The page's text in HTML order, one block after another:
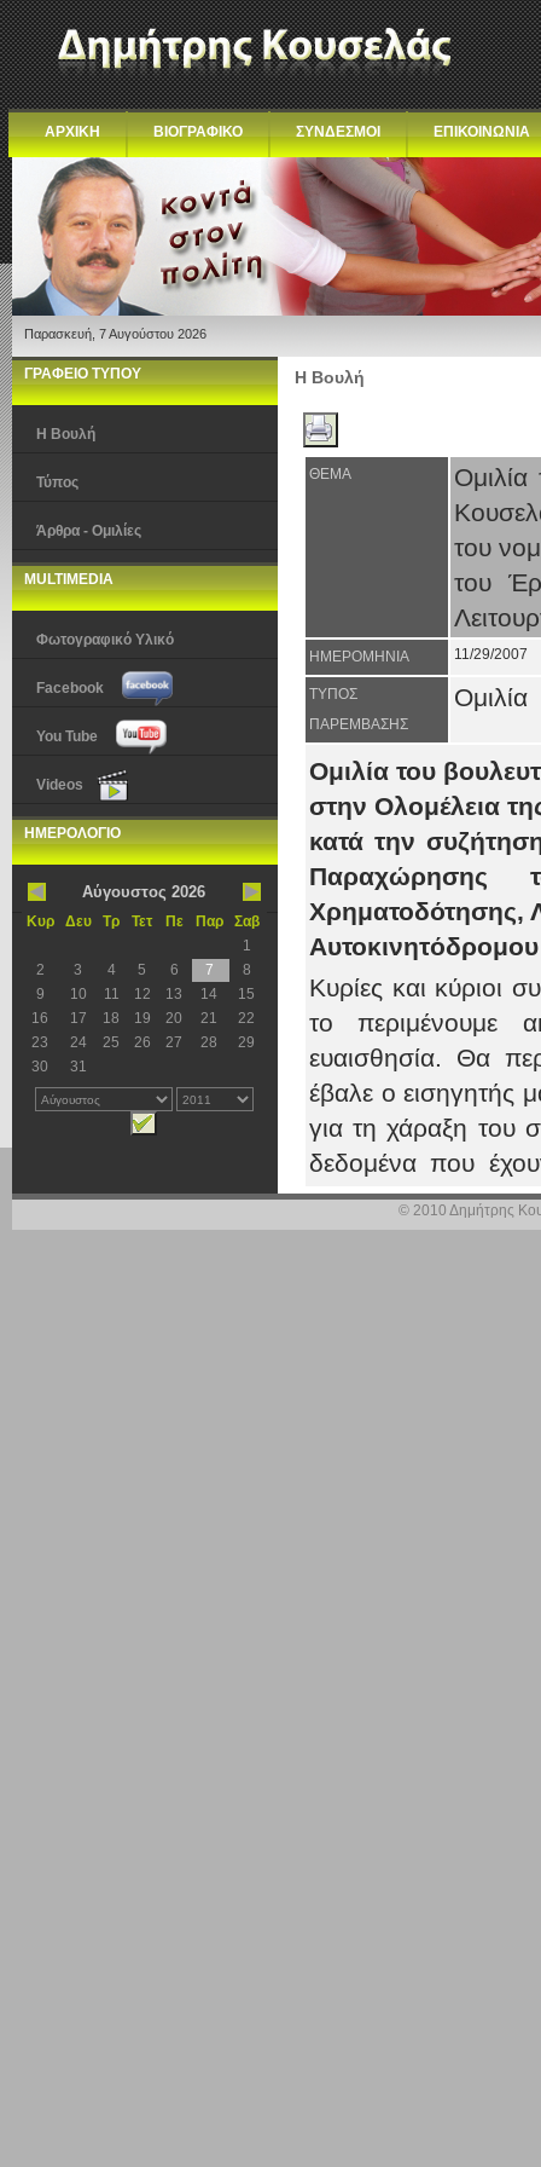
ΑΡΧΙΚΗ ΒΙΟΓΡΑΦΙΚΟ ΣΥΝΔΕΣΜΟΙ ΕΠΙΚΟΙΝΩΝΙΑ
Παρασκευή, 7 Αυγούστου 2026
ΓΡΑΦΕΙΟ ΤΥΠΟΥ
Η Βουλή
Τύπος
Άρθρα - Ομιλίες
MULTIMEDIA
Φωτογραφικό Υλικό
Facebook
You Tube
Videos
ΗΜΕΡΟΛΟΓΙΟ
Αύγουστος 2026
Κυρ Δευ Τρ Τετ Πε Παρ
Σαβ
1
2
3 4 5 6 7
8
9
10 11 12 13 14
15
16
17 18 19 20 21
22
23
24 25 26 27 28
29
30
31
Η Βουλή
ΘΕΜΑ
του
του
ΗΜΕΡΟΜΗΝΙΑ 11/29/2007
ΤΥΠΟΣ
ΠΑΡΕΜΒΑΣΗΣ
Ομιλία
Oμιλία του
στην Ολομέλεια
κατά την
Παραχώρησης
Χρηματοδότησης,
Κυρίες και κύριοι
το περιμένουμε
ευαισθησία. Θα
έβαλε ο εισηγητής
για τη χάραξη του
δεδομένα που
ολόκληρη την
Και θα περίμενα
© 2010 Δημήτρης